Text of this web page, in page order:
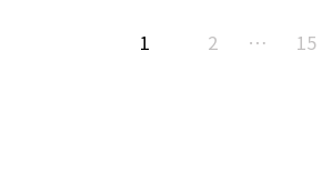
1 2 … 15